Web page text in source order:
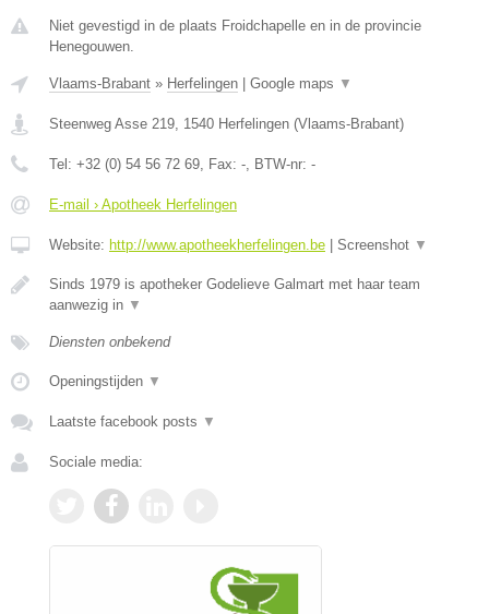
Niet gevestigd in de plaats Froidchapelle en in de provincie
Henegouwen.
Vlaams-Brabant » Herfelingen Google maps ▼
Steenweg Asse 219 1540 Herfelingen (Vlaams-Brabant)
Tel: +32 (0) 54 56 72 69 , Fax: - , BTW-nr: -
E-mail › Apotheek Herfelingen
Website: http://www.apotheekherfelingen.be Screenshot ▼
Sinds 1979 is apotheker Godelieve Galmart met haar team
aanwezig in ▼
Diensten onbekend
Openingstijden ▼
Laatste facebook posts ▼
Sociale media: